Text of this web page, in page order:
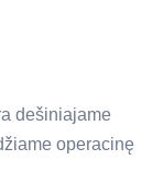
dešiniajame
operacinę